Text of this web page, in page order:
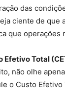
das
ciente de que
que operações
Efetivo Total
não olhe
o Custo